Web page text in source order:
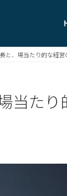
と、場当たり的な経営
当た